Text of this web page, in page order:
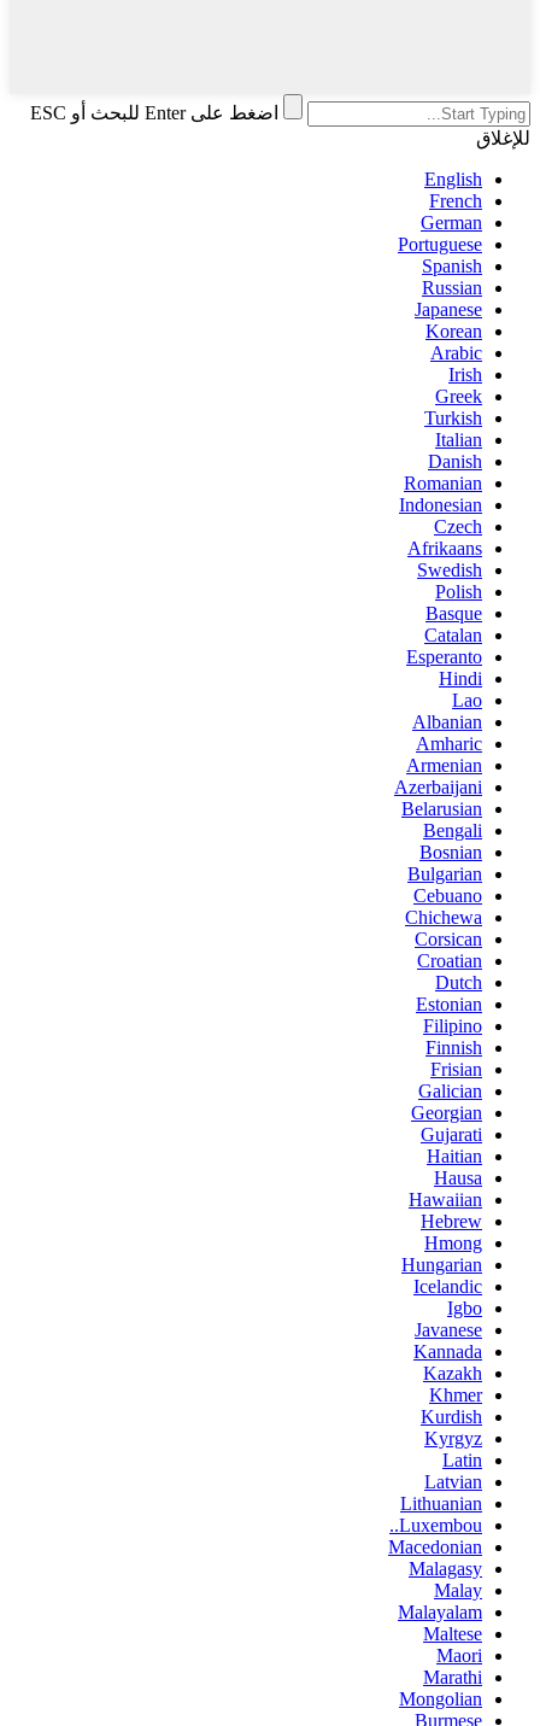
اضغط على Enter للبحث أو ESC
للإغلاق
English
French
German
Portuguese
Spanish
Russian
Japanese
Korean
Arabic
Irish
Greek
Turkish
Italian
Danish
Romanian
Indonesian
Czech
Afrikaans
Swedish
Polish
Basque
Catalan
Esperanto
Hindi
Lao
Albanian
Amharic
Armenian
Azerbaijani
Belarusian
Bengali
Bosnian
Bulgarian
Cebuano
Chichewa
Corsican
Croatian
Dutch
Estonian
Filipino
Finnish
Frisian
Galician
Georgian
Gujarati
Haitian
Hausa
Hawaiian
Hebrew
Hmong
Hungarian
Icelandic
Igbo
Javanese
Kannada
Kazakh
Khmer
Kurdish
Kyrgyz
Latin
Latvian
Lithuanian
Luxembou..
Macedonian
Malagasy
Malay
Malayalam
Maltese
Maori
Marathi
Mongolian
Burmese